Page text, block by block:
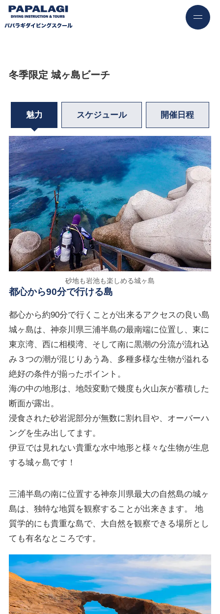
冬季限定 城ヶ島ビーチ
魅力 スケジュール 開催日程
砂地も岩池も楽しめる城ヶ島
都心から90分で行ける島
都心から約90分で行くことが出来るアクセスの良い島
城ヶ島は、神奈川県三浦半島の最南端に位置し、東に
東京湾、西に相模湾、そして南に黒潮の分流が流れ込
み３つの潮が混じりあう為、多種多様な生物が溢れる
絶好の条件が揃ったポイント。
海の中の地形は、地殻変動で幾度も火山灰が蓄積した
断面が露出。
浸食された砂岩泥部分が無数に割れ目や、オーバーハ
ングを生み出してます。
伊豆では見れない貴重な水中地形と様々な生物が生息
する城ヶ島です！
三浦半島の南に位置する神奈川県最大の自然島の城ヶ
島は、独特な地質を観察することが出来きます。 地
質学的にも貴重な島で、大自然を観察できる場所とし
ても有名なところです。